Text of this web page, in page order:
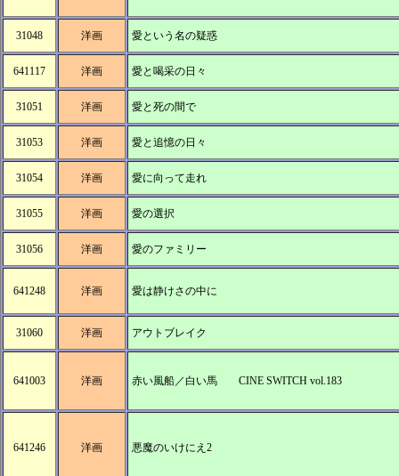
31048 洋画 愛という名の疑惑
641117 洋画 愛と喝采の日々
31051 洋画 愛と死の間で
31053 洋画 愛と追憶の日々
31054 洋画 愛に向って走れ
31055 洋画 愛の選択
31056 洋画 愛のファミリー
641248 洋画 愛は静けさの中に
31060 洋画 アウトブレイク
641003 洋画 赤い風船／白い馬 CINE SWITCH vol.183
641246 洋画 悪魔のいけにえ2